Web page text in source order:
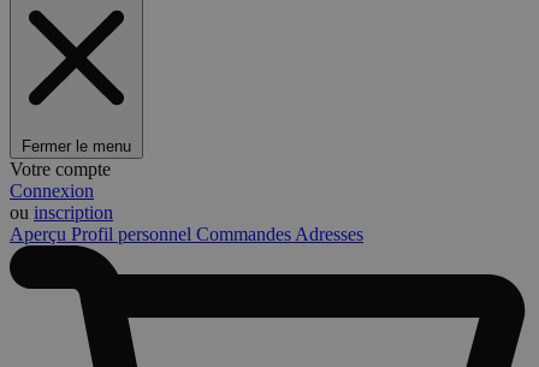
Fermer le menu
Votre compte
Connexion
ou inscription
Aperçu Profil personnel Commandes Adresses